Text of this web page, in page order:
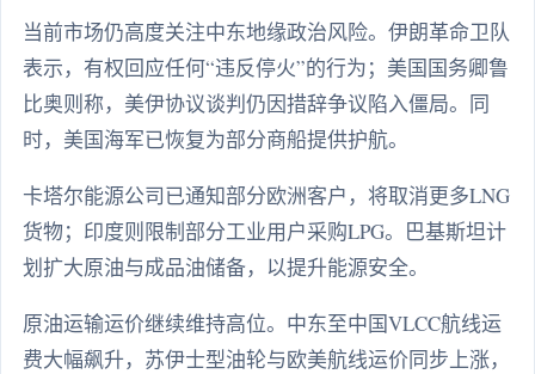
当前市场仍高度关注中东地缘政治风险。伊朗革命卫队
表示，有权回应任何“违反停火”的行为；美国国务卿鲁
比奥则称，美伊协议谈判仍因措辞争议陷入僵局。同
时，美国海军已恢复为部分商船提供护航。
卡塔尔能源公司已通知部分欧洲客户，将取消更多LNG
货物；印度则限制部分工业用户采购LPG。巴基斯坦计
划扩大原油与成品油储备，以提升能源安全。
原油运输运价继续维持高位。中东至中国VLCC航线运
费大幅飙升，苏伊士型油轮与欧美航线运价同步上涨，